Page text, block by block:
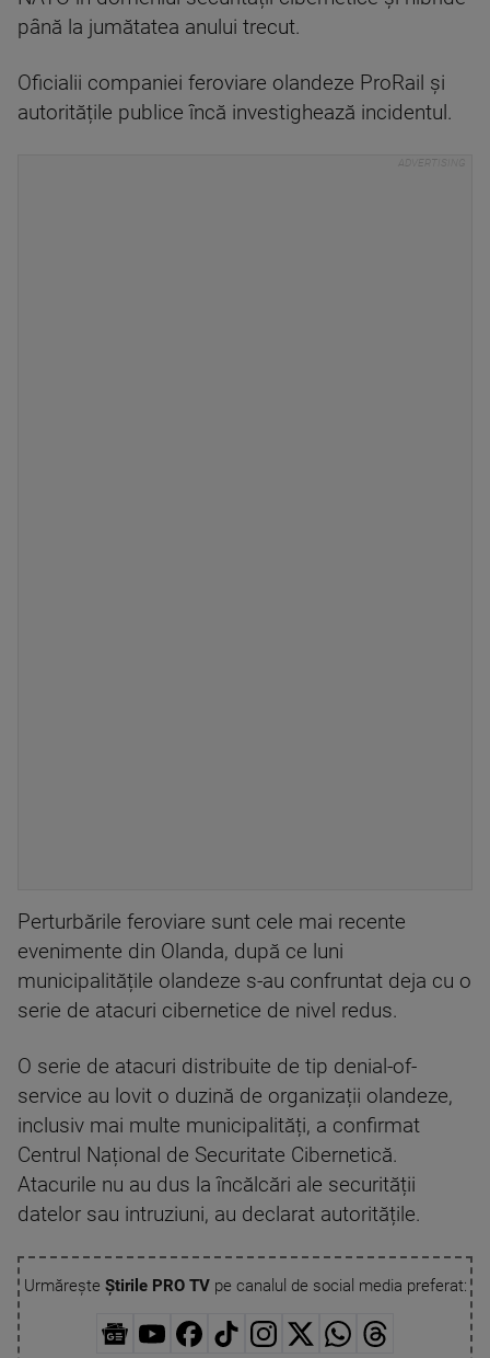
până la jumătatea anului trecut.
Oficialii companiei feroviare olandeze ProRail și
autoritățile publice încă investighează incidentul.
Perturbările feroviare sunt cele mai recente
evenimente din Olanda, după ce luni
municipalitățile olandeze s-au confruntat deja cu o
serie de atacuri cibernetice de nivel redus.
O serie de atacuri distribuite de tip denial-of-
service au lovit o duzină de organizații olandeze,
inclusiv mai multe municipalități, a confirmat
Centrul Național de Securitate Cibernetică.
Atacurile nu au dus la încălcări ale securității
datelor sau intruziuni, au declarat autoritățile.
Urmărește Știrile PRO TVpe canalul de social media preferat: